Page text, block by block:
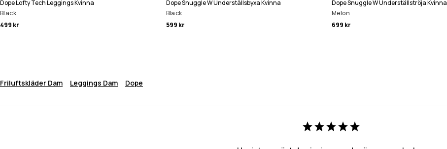
Dope Lofty Tech Leggings Kvinna
Black
499 kr
Dope Snuggle W Underställsbyxa Kvinna
Black
599 kr
Dope Snuggle W Underställströja Kvinna
Melon
699 kr
Friluftskläder Dam Leggings Dam Dope